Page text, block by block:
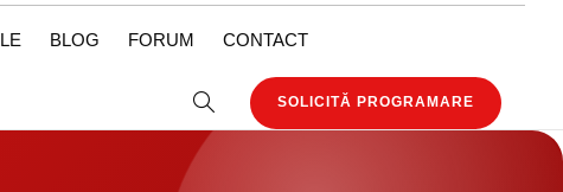
BLOG FORUM CONTACT
SOLICITĂ PROGRAMARE